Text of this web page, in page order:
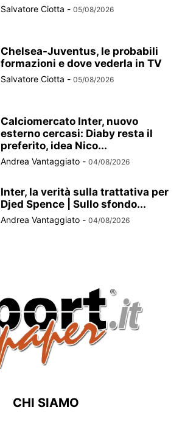
Salvatore Ciotta - 05/08/2026
Chelsea-Juventus, le probabili
formazioni e dove vederla in TV
Salvatore Ciotta - 05/08/2026
Calciomercato Inter, nuovo
esterno cercasi: Diaby resta il
preferito, idea Nico...
Andrea Vantaggiato - 04/08/2026
Inter, la verità sulla trattativa per
Djed Spence | Sullo sfondo...
Andrea Vantaggiato - 04/08/2026
CHI SIAMO